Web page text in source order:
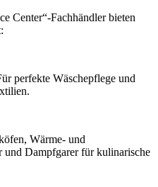
Center“-Fachhändler bieten
perfekte Wäschepflege und
Wärme- und
und Dampfgarer für kulinarische